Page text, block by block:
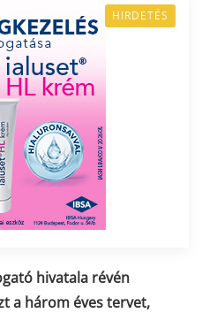
HIRDETÉS
hivatala révén
a három éves tervet,